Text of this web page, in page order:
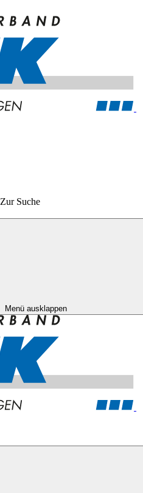
Zur Suche
Menü ausklappen